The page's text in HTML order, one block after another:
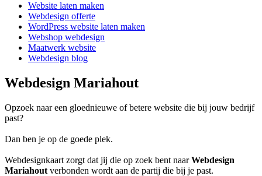
Website laten maken
Webdesign offerte
WordPress website laten maken
Webshop webdesign
Maatwerk website
Webdesign blog
Webdesign Mariahout
Opzoek naar een gloednieuwe of betere website die bij jouw bedrijf
past?
Dan ben je op de goede plek.
Webdesignkaart zorgt dat jij die op zoek bent naarWebdesign
Mariahout verbonden wordt aan de partij die bij je past.